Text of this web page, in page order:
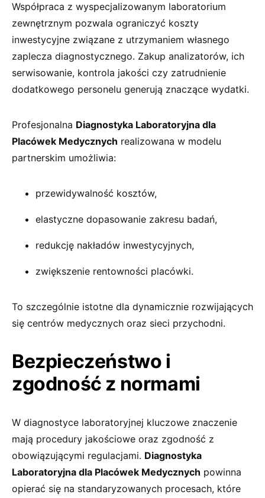
Współpraca z wyspecjalizowanym laboratorium
zewnętrznym pozwala ograniczyć koszty
inwestycyjne związane z utrzymaniem własnego
zaplecza diagnostycznego. Zakup analizatorów, ich
serwisowanie, kontrola jakości czy zatrudnienie
dodatkowego personelu generują znaczące wydatki.
Profesjonalna Diagnostyka Laboratoryjna dla
Placówek Medycznych realizowana w modelu
partnerskim umożliwia:
przewidywalność kosztów,
elastyczne dopasowanie zakresu badań,
redukcję nakładów inwestycyjnych,
zwiększenie rentowności placówki.
To szczególnie istotne dla dynamicznie rozwijających
się centrów medycznych oraz sieci przychodni.
Bezpieczeństwo i
zgodność z normami
W diagnostyce laboratoryjnej kluczowe znaczenie
mają procedury jakościowe oraz zgodność z
obowiązującymi regulacjami. Diagnostyka
Laboratoryjna dla Placówek Medycznych powinna
opierać się na standaryzowanych procesach, które